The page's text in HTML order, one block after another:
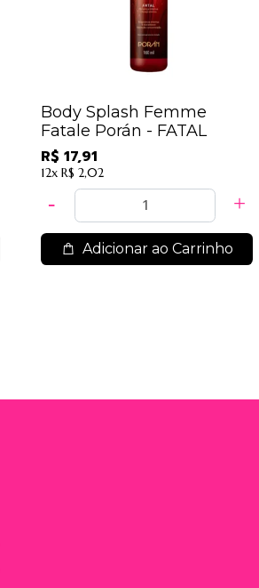
Body Splash Femme
Fatale Porán - FATAL
R$ 17,91
12x R$ 2,02
Adicionar ao Carrinho